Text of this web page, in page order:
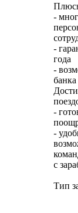
-
-
года
-
-
-
с
Тип